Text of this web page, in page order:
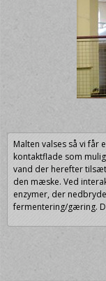
Malten valses så vi får
kontaktflade som
vand der herefter
den mæske. Ved
enzymer, der
fermentering/gæring.